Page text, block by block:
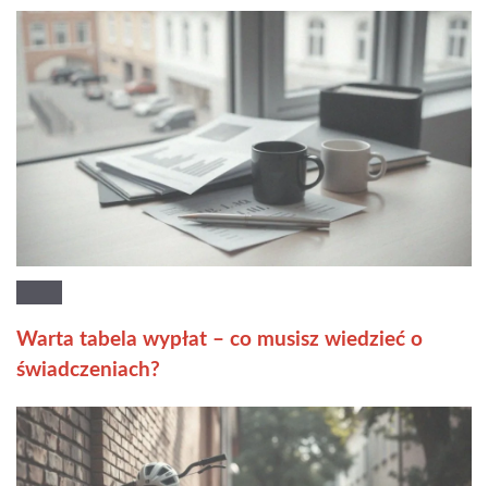
Warta tabela wypłat – co musisz wiedzieć o
świadczeniach?